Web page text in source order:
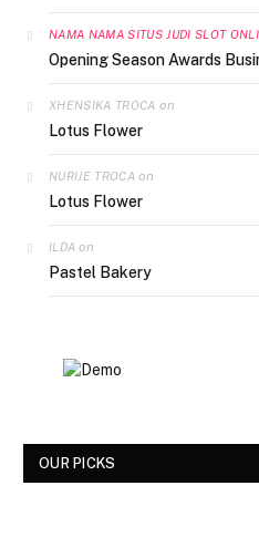
NAMA NAMA SITUS JUDI SLOT
Opening Season Awards
XHENSIKA TROCA on
Lotus Flower
NURIJE TROCAon
Lotus Flower
ILDA on
Pastel Bakery
OUR PICKS